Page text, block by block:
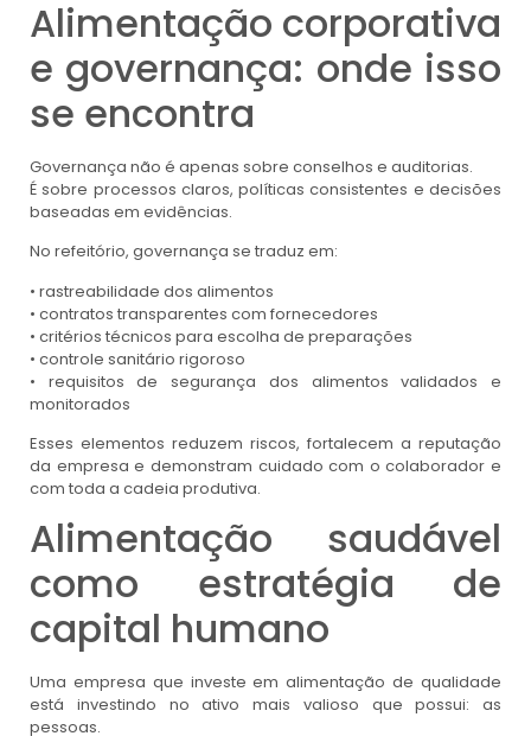
Alimentação corporativa
e governança: onde isso
se encontra
Governança não é apenas sobre conselhos e auditorias.
É sobre processos claros, políticas consistentes e decisões
baseadas em evidências.
No refeitório, governança se traduz em:
• rastreabilidade dos alimentos
• contratos transparentes com fornecedores
• critérios técnicos para escolha de preparações
• controle sanitário rigoroso
• requisitos de segurança dos alimentos validados e
monitorados
Esses elementos reduzem riscos, fortalecem a reputação
da empresa e demonstram cuidado com o colaborador e
com toda a cadeia produtiva.
Alimentação saudável
como estratégia de
capital humano
Uma empresa que investe em alimentação de qualidade
está investindo no ativo mais valioso que possui: as
pessoas.